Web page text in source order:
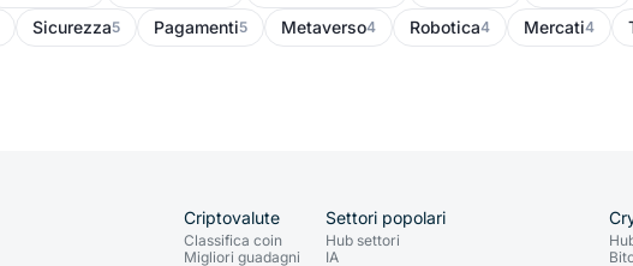
Sicurezza5 Pagamenti5 Metaverso4 Robotica4 Mercati4
Criptovalute
Classifica coin
Migliori guadagni
Settori popolari
Hub settori
IA